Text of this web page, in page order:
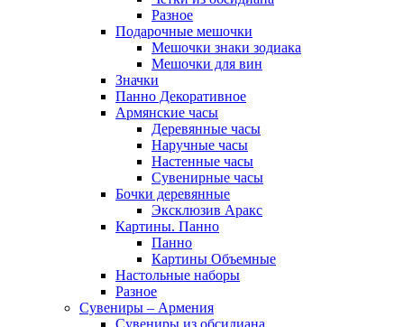
Разное
Подарочные мешочки
Мешочки знаки зодиака
Мешочки для вин
Значки
Панно Декоративное
Армянские часы
Деревянные часы
Наручные часы
Настенные часы
Сувенирные часы
Бочки деревянные
Эксклюзив Аракс
Картины. Панно
Панно
Картины Объемные
Настольные наборы
Разное
Сувениры – Армения
Сувениры из обсидиана